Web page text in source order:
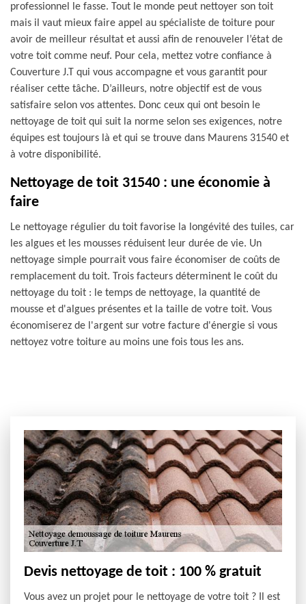
professionnel le fasse. Tout le monde peut nettoyer son toit
mais il vaut mieux faire appel au spécialiste de toiture pour
avoir de meilleur résultat et aussi afin de renouveler l’état de
votre toit comme neuf. Pour cela, mettez votre confiance à
Couverture J.T qui vous accompagne et vous garantit pour
réaliser cette tâche. D’ailleurs, notre objectif est de vous
satisfaire selon vos attentes. Donc ceux qui ont besoin le
nettoyage de toit qui suit la norme selon ses exigences, notre
équipes est toujours là et qui se trouve dans Maurens 31540 et
à votre disponibilité.
Nettoyage de toit 31540 : une économie à
faire
Le nettoyage régulier du toit favorise la longévité des tuiles, car
les algues et les mousses réduisent leur durée de vie. Un
nettoyage simple pourrait vous faire économiser de coûts de
remplacement du toit. Trois facteurs déterminent le coût du
nettoyage du toit : le temps de nettoyage, la quantité de
mousse et d'algues présentes et la taille de votre toit. Vous
économiserez de l'argent sur votre facture d'énergie si vous
nettoyez votre toiture au moins une fois tous les ans.
Devis nettoyage de toit : 100 % gratuit
Vous avez un projet pour le nettoyage de votre toit ? Il est